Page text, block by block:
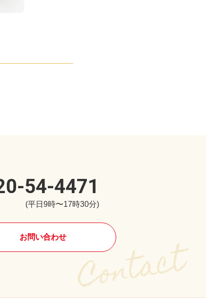
54-4471
(平日9時〜17時30分)
お問い合わせ